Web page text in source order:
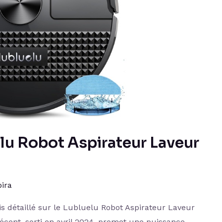
Robot Aspirateur Laveur
détaillé sur le Lubluelu Robot Aspirateur Laveur